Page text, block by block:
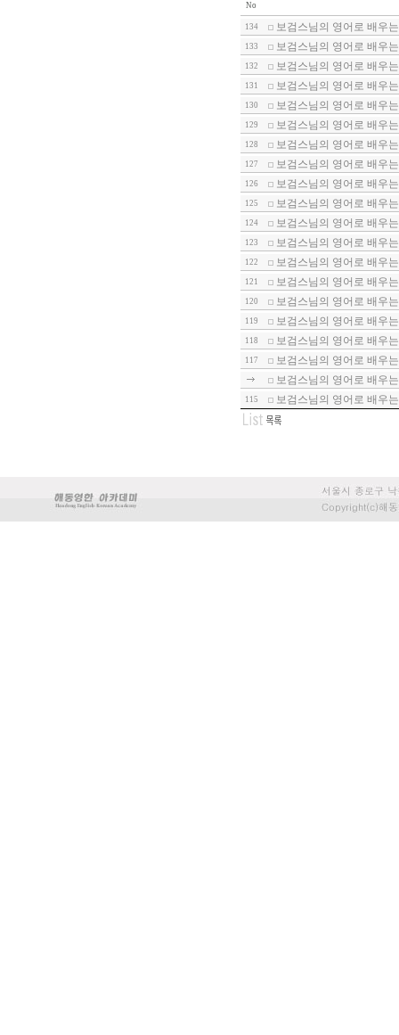
No
134 보검스님의 영어로 배우
133 보검스님의 영어로 배우
132 보검스님의 영어로 배우
131 보검스님의 영어로 배우
130 보검스님의 영어로 배우
129 보검스님의 영어로 배우
128 보검스님의 영어로 배우
127 보검스님의 영어로 배우
126 보검스님의 영어로 배우
125 보검스님의 영어로 배우
124 보검스님의 영어로 배우
123 보검스님의 영어로 배우
122 보검스님의 영어로 배우
121 보검스님의 영어로 배우
120 보검스님의 영어로 배우
119 보검스님의 영어로 배우
118 보검스님의 영어로 배우
117
보검스님의 영어로 배우
보검스님의 영어로 배우
115 보검스님의 영어로 배우